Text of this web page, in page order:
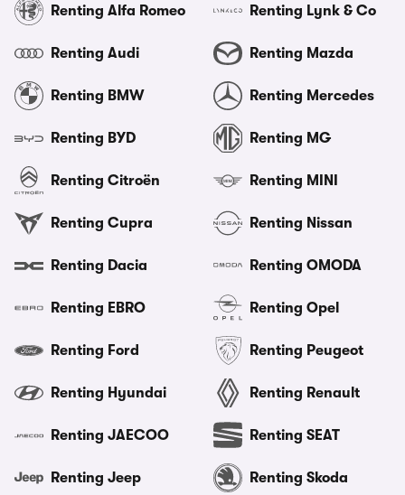
Renting Alfa Romeo
Renting Audi
Renting BMW
Renting BYD
Renting Citroën
Renting Cupra
Renting Dacia
Renting EBRO
Renting Ford
Renting Hyundai
Renting JAECOO
Renting Jeep
Renting Lynk & Co
Renting Mazda
Renting Mercedes
Renting MG
Renting MINI
Renting Nissan
Renting OMODA
Renting Opel
Renting Peugeot
Renting Renault
Renting SEAT
Renting Skoda